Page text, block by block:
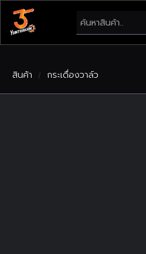
สินค้า / กระเดื่องวาล์ว